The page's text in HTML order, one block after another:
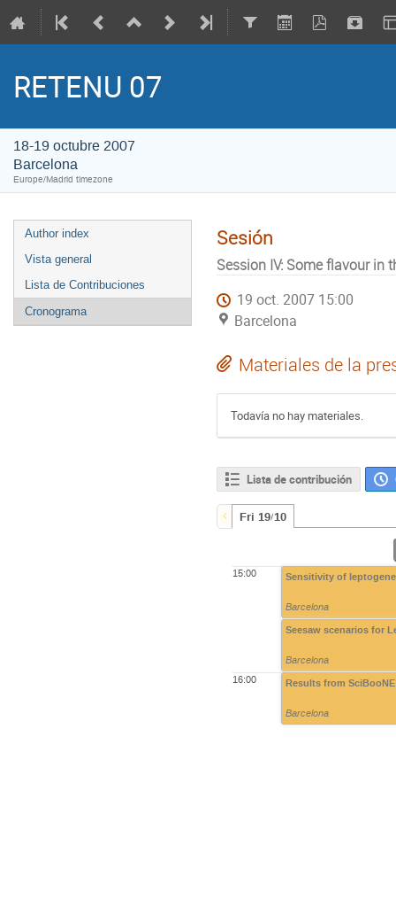
RETENU 07
18-19 octubre 2007
Barcelona
Europe/Madrid timezone
Author index
Vista general
Lista de Contribuciones
Cronograma
Sesión
Session IV: Some flavour in
19 oct. 2007 15:00
Barcelona
Materiales de la
Todavía no hay materiales.
Lista de contribución
Fri 19/10
15:00
16:00
Sensitivity of
Barcelona
Seesaw scenarios for
Barcelona
Results from SciBooNE
Barcelona